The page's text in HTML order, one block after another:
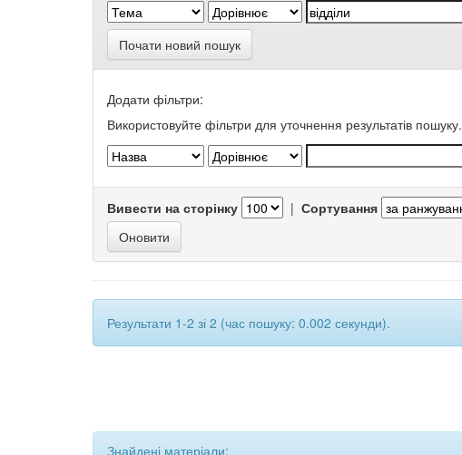
Почати новий пошук
Додати фільтри:
Використовуйте фільтри для уточнення результатів пошуку.
Вивести на сторінку | Сортування
Результати 1-2 зі 2 (час пошуку: 0.002 секунди).
Знайдені матеріали: